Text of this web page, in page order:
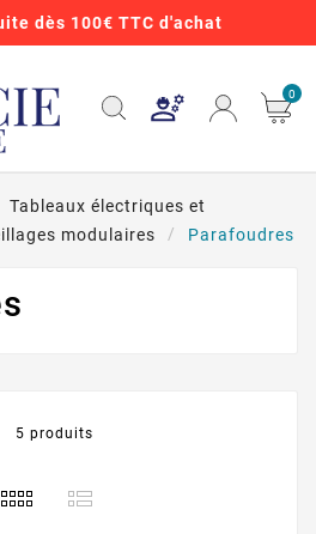
dès 100€ TTC d'achat
0
Tableaux électriques et
modulaires Parafoudres
5 produits